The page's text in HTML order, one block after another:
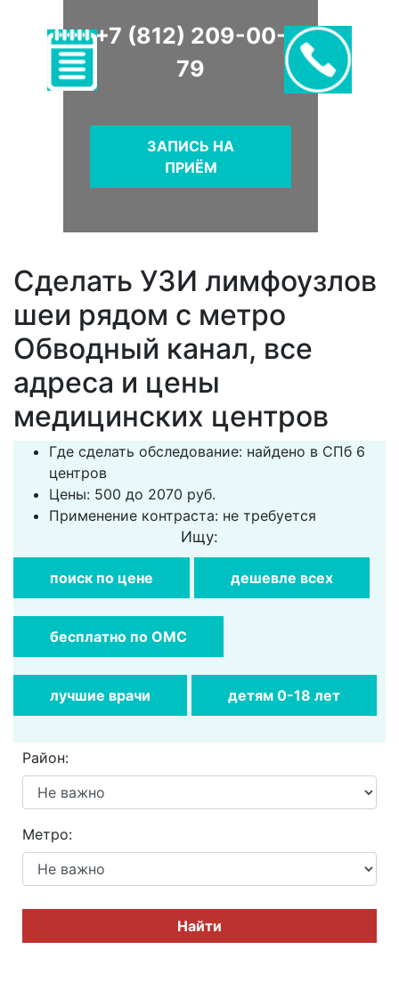
+7 (812) 209-00-
79
ЗАПИСЬ НА
ПРИЁМ
Сделать УЗИ лимфоузлов
шеи рядом с метро
Обводный канал, все
адреса и цены
медицинских центров
Где сделать обследование: найдено в СПб 6
центров
Цены: 500 до 2070 руб.
Применение контраста: не требуется
Ищу:
поиск по цене дешевле всех
бесплатно по ОМС
лучшие врачи детям 0-18 лет
Район:
Метро:
Найти